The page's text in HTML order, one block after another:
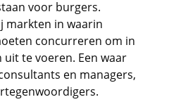
voor burgers.
markten in waarin
concurreren om in
te voeren. Een waar
en managers,